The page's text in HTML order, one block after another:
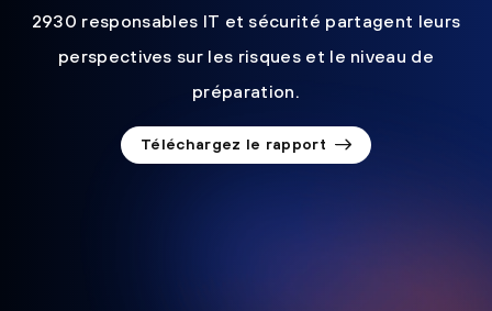
2930 responsables IT et sécurité partagent leurs
perspectives sur les risques et le niveau de
préparation.
Téléchargez le rapport